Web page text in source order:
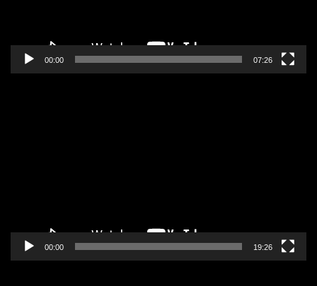
00:00 07:26
00:00 19:26